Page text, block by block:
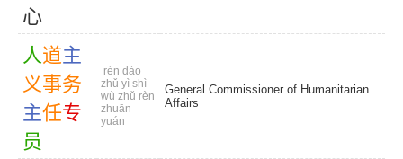
心
人道主
义事务
主任专
员
rén dào
zhǔ yì shì
wù zhǔ rèn
zhuān
yuán
General Commissioner of Humanitarian
Affairs